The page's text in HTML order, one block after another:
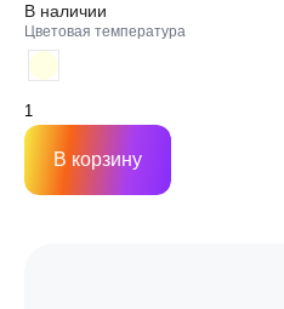
В наличии
Цветовая температура
В корзину